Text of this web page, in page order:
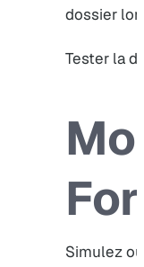
dossier
Tester la
Simulez